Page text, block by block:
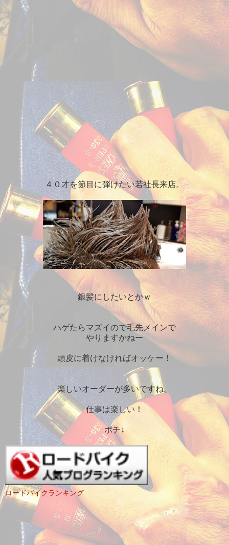
４０才を節目に弾けたい若社長来店。
銀髪にしたいとかｗ
ハゲたらマズイので毛先メインで
やりますかねー
頭皮に着けなければオッケー！
楽しいオーダーが多いですね。
仕事は楽しい！
ポチ↓
ロードバイクランキング